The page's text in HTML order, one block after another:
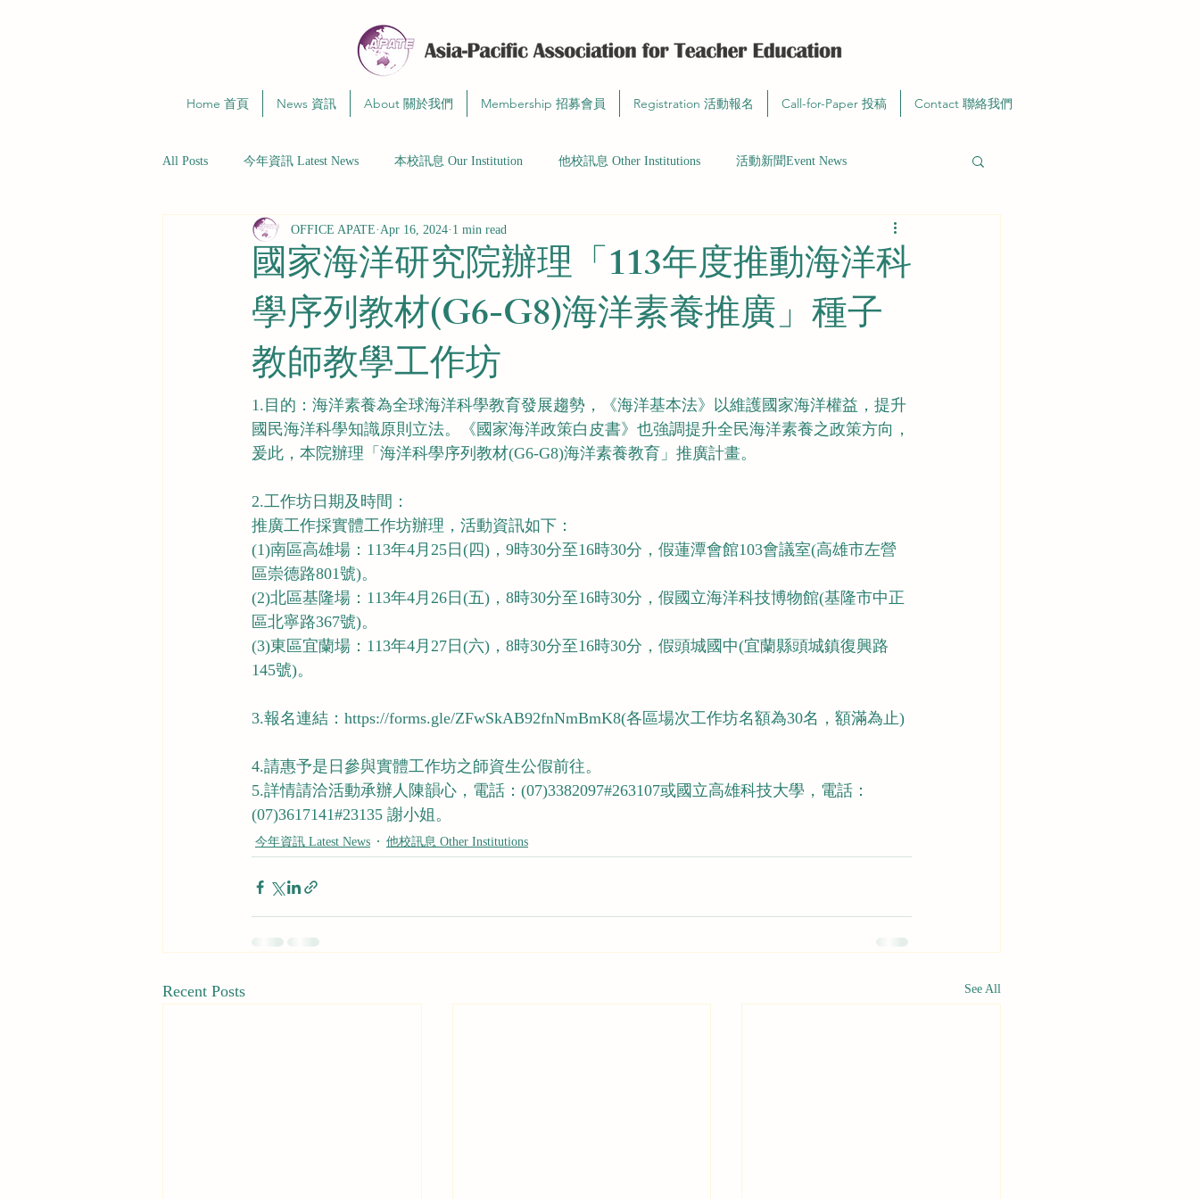
Home 首頁 News 資訊 About 關於我們 Membership 招募會員 Registration 活動報名 Call-for-Paper 投稿 Contact 聯絡我們
All Posts 今年資訊 Latest News 本校訊息 Our Institution 他校訊息 Other Institutions 活動新聞Event News
國家海洋研究院辦理「113年度推動海洋科
學序列教材(G6-G8)海洋素養推廣」種子
教師教學工作坊
OFFICE APATE Apr 16, 2024 1 min read
1.目的：海洋素養為全球海洋科學教育發展趨勢，《海洋基本法》以維護國家海洋權益，提升
國民海洋科學知識原則立法。《國家海洋政策白皮書》也強調提升全民海洋素養之政策方向，
爰此，本院辦理「海洋科學序列教材(G6-G8)海洋素養教育」推廣計畫。
2.工作坊日期及時間：
推廣工作採實體工作坊辦理，活動資訊如下：
(1)南區高雄場：113年4月25日(四)，9時30分至16時30分，假蓮潭會館103會議室(高雄市左營
區崇德路801號)。
(2)北區基隆場：113年4月26日(五)，8時30分至16時30分，假國立海洋科技博物館(基隆市中正
區北寧路367號)。
(3)東區宜蘭場：113年4月27日(六)，8時30分至16時30分，假頭城國中(宜蘭縣頭城鎮復興路
145號)。
3.報名連結：https://forms.gle/ZFwSkAB92fnNmBmK8(各區場次工作坊名額為30名，額滿為止)
4.請惠予是日參與實體工作坊之師資生公假前往。
5.詳情請洽活動承辦人陳韻心，電話：(07)3382097#263107或國立高雄科技大學，電話：
(07)3617141#23135 謝小姐。
今年資訊 Latest News 他校訊息 Other Institutions
Recent Posts See All